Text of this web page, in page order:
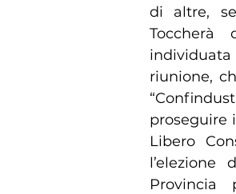
di altre,
Toccherà
individuata
riunione,
proseguire
Libero
Provincia